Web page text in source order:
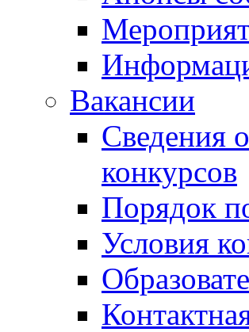
Вакансии
Сведения
конкурсов
Порядок
Условия